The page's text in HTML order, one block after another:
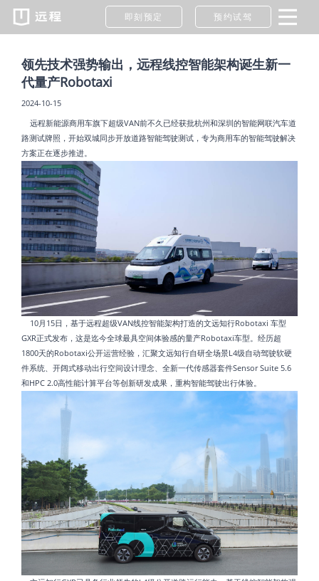
即刻预定 预约试驾
领先技术强势输出，远程线控智能架构诞生新一
代量产Robotaxi
2024-10-15
远程新能源商用车旗下超级VAN前不久已经获批杭州和深圳的智能网联汽车道
路测试牌照，开始双城同步开放道路智能驾驶测试，专为商用车的智能驾驶解决
方案正在逐步推进。
10月15日，基于远程超级VAN线控智能架构打造的文远知行Robotaxi 车型
GXR正式发布，这是迄今全球最具空间体验感的量产Robotaxi车型。经历超
1800天的Robotaxi公开运营经验，汇聚文远知行自研全场景L4级自动驾驶软硬
件系统、开阔式移动出行空间设计理念、全新一代传感器套件Sensor Suite 5.6
和HPC 2.0高性能计算平台等创新研发成果，重构智能驾驶出行体验。